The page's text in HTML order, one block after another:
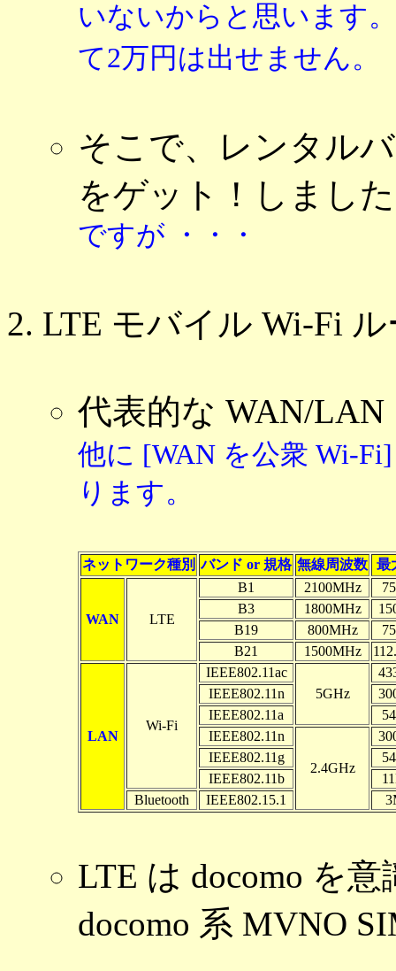
いないからと思います
て2万円は出せません。
そこで、レンタル
をゲット！しまし
ですが ・・・
LTE モバイル Wi-Fi
代表的な WAN/
他に [WAN を公衆 Wi-
ります。
ネットワーク種別 バンド or 規格 無線周波数 最
WAN LTE
B1 2100MHz
B3
1800MHz
B19
800MHz
B21
1500MHz
LAN
Wi-Fi
IEEE802.11ac
5GHz
IEEE802.11n
IEEE802.11a
IEEE802.11n
2.4GHz
IEEE802.11g
IEEE802.11b
Bluetooth
IEEE802.15.1
LTE は docomo を
docomo 系 MVNO